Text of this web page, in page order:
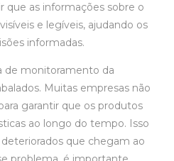
que as informações sobre o
e legíveis, ajudando os
informadas.
de monitoramento da
Muitas empresas não
garantir que os produtos
ao longo do tempo. Isso
que chegam ao